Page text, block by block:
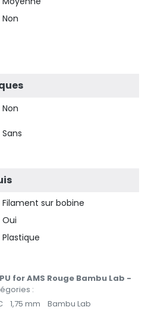
Non
Non
Sans
Filament sur bobine
Oui
Plastique
for AMS Rouge Bambu Lab -
:
1,75 mm Bambu Lab